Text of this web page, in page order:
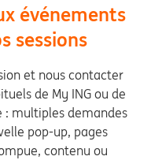
événements
sessions
et nous contacter
de My ING ou de
: multiples demandes
pop-up, pages
contenu ou